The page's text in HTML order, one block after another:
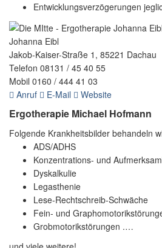
Entwicklungsverzögerungen
Johanna Eibl
Jakob-Kaiser-Straße 1, 85221 Dachau
Telefon 08131 / 45 40 55
Mobil 0160 / 444 41 03
Anruf
E-Mail Website
Ergotherapie Michael Hofmann
Folgende Krankheitsbilder behandeln
ADS/ADHS
Konzentrations- und
Dyskalkulie
Legasthenie
Lese-Rechtschreib-Schwäche
Fein- und
Grobmotorikstörungen .…